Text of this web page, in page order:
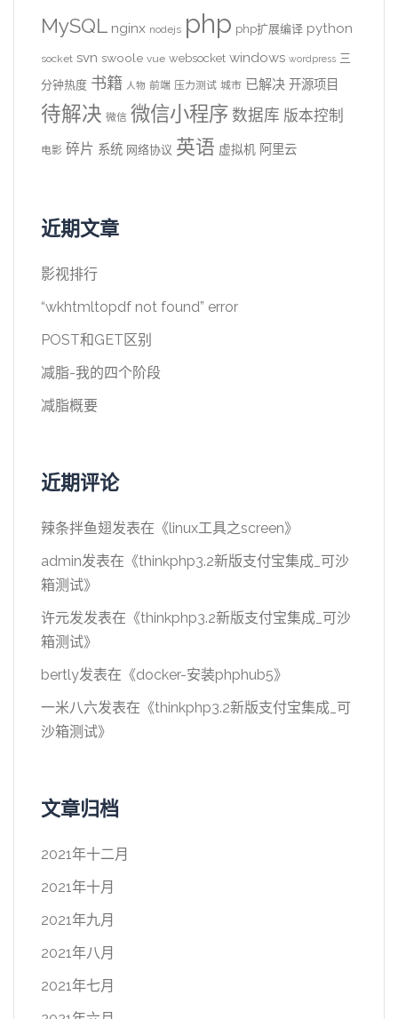
MySQL nginx nodejs php php扩展编译 python
socket svn swoole vue websocket windows wordpress 三
分钟热度 书籍 人物 前端 压力测试 城市 已解决 开源项目
待解决 微信 微信小程序 数据库 版本控制
电影 碎片 系统 网络协议 英语 虚拟机 阿里云
近期文章
影视排行
“wkhtmltopdf not found” error
POST和GET区别
减脂-我的四个阶段
减脂概要
近期评论
辣条拌鱼翅发表在《linux工具之screen》
admin发表在《thinkphp3.2新版支付宝集成_可沙
箱测试》
许元发发表在《thinkphp3.2新版支付宝集成_可沙
箱测试》
bertly发表在《docker-安装phphub5》
一米八六发表在《thinkphp3.2新版支付宝集成_可
沙箱测试》
文章归档
2021年十二月
2021年十月
2021年九月
2021年八月
2021年七月